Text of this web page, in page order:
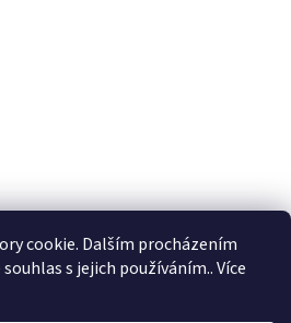
cookie. Dalším procházením
s jejich používáním.. Více
do 9.8.2026 - bude
firma bude uzavřená!